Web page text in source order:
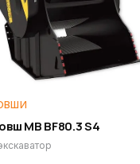
MB BF80.3 S4